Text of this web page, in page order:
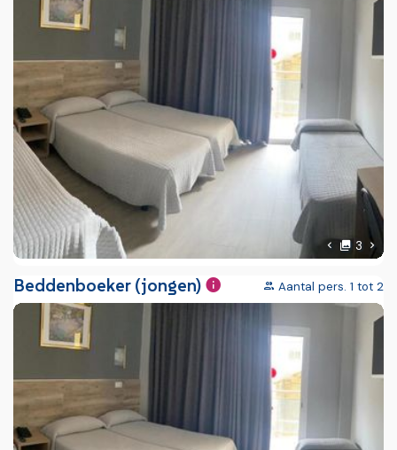
Vorige foto
3
Beddenboeker (jongen) Aantal pers. 1 tot 2